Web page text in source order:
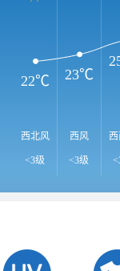
西北风
<3级
西风
<3级
22℃ 23℃